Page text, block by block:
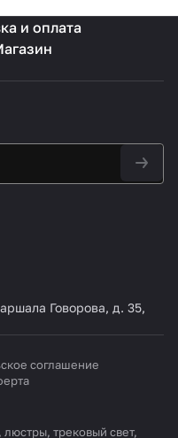
и оплата
Говорова, д. 35,
соглашение
трековый свет,